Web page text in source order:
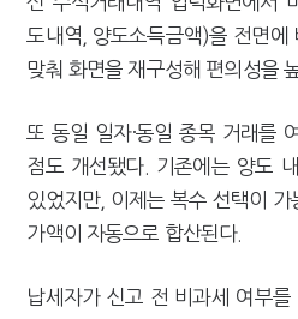
도내역, 양도소득금액)을 전면에
맞춰 화면을 재구성해 편의성을
또 동일 일자·동일 종목 거래를
점도 개선됐다. 기존에는 양도
있었지만, 이제는 복수 선택이 가
가액이 자동으로 합산된다.
납세자가 신고 전 비과세 여부